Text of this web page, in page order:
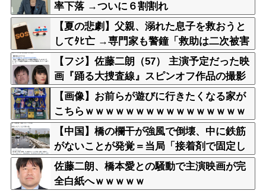
率下落 →ついに６割割れ
【夏の悲劇】父親、溺れた息子を救おうと
してﾀﾋ亡 →専門家も警鐘「救助は二次被害
が多い」
【フジ】佐藤二朗（57） 主演予定だった映
画『踊る大捜査線』スピンオフ作品の撮影
中止が正式に決定
【画像】お前らが遊びに行きたくなる家が
こちらｗｗｗｗｗｗｗｗｗｗｗｗｗｗｗｗ
ｗｗｗｗｗｗｗｗｗｗｗｗｗｗｗｗ
【中国】橋の欄干が強風で倒壊、中に鉄筋
がないことが発覚＝当局「接着剤で固定し
た」
佐藤二朗、橋本愛との騒動で主演映画が完
全白紙へｗｗｗｗｗ